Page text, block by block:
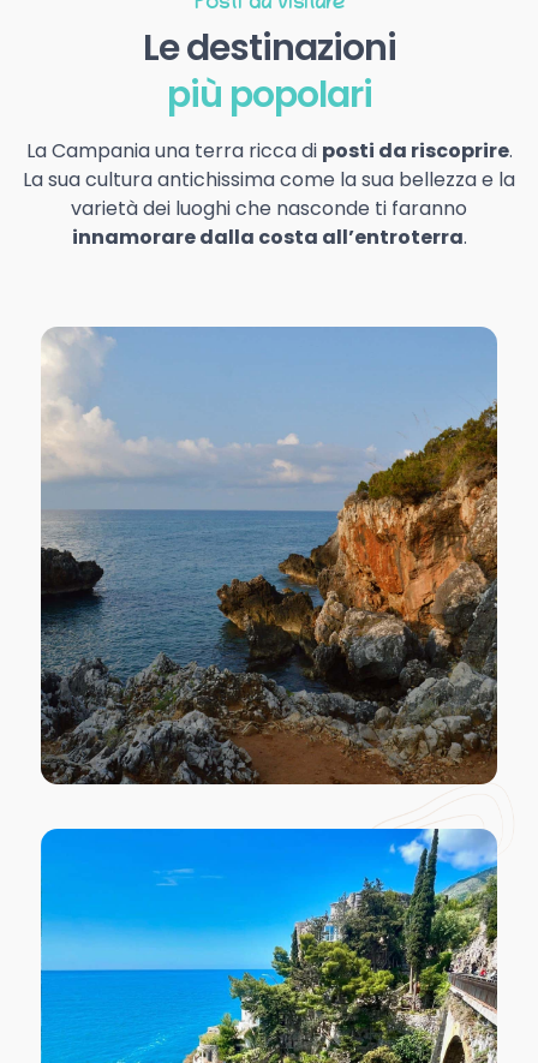
Posti da visitare
Le destinazioni
più popolari
La Campania una terra ricca di posti da riscoprire.
La sua cultura antichissima come la sua bellezza e la
varietà dei luoghi che nasconde ti faranno
innamorare dalla costa all’entroterra.